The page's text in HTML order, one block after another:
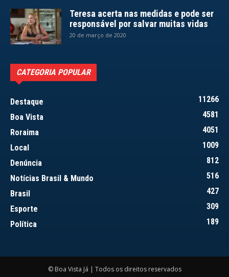
Teresa acerta nas medidas e pode ser
responsável por salvar muitas vidas
20 de março de 2020
CATEGORIA POPULAR
Destaque
11266
Boa Vista
4581
Roraima
4051
Local
1009
Denúncia
812
Notícias Brasil & Mundo
516
Brasil
427
Esporte
309
Política
189
© Boa Vista Já | Todos os direitos reservados